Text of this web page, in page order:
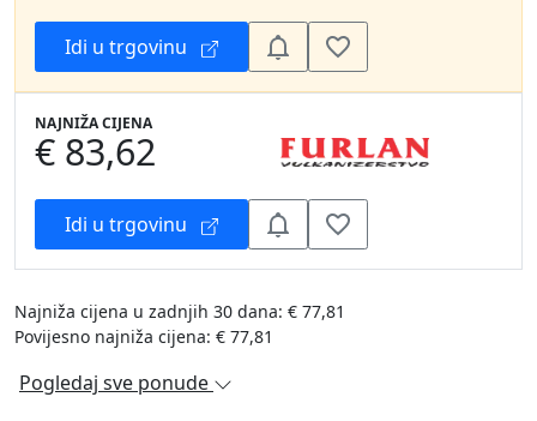
Idi u trgovinu
NAJNIŽA CIJENA
€ 83,62
Idi u trgovinu
Najniža cijena u zadnjih 30 dana: € 77,81
Povijesno najniža cijena: € 77,81
Pogledaj sve ponude